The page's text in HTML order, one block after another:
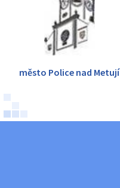
město Police nad Metují